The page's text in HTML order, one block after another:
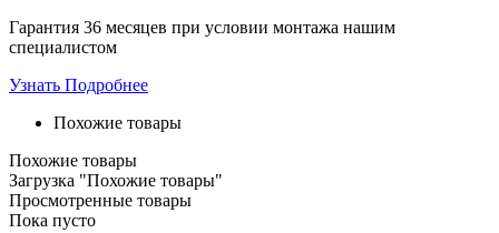
Гарантия 36 месяцев при условии монтажа нашим
специалистом
Узнать Подробнее
Похожие товары
Похожие товары
Загрузка "Похожие товары"
Просмотренные товары
Пока пусто